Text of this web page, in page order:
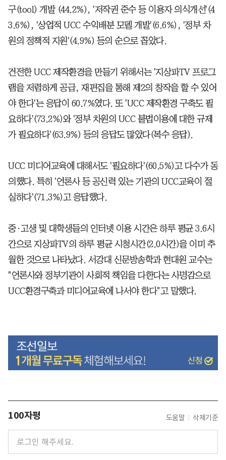
구(tool) 개발 (44.2%), '저작권 준수 등 이용자 의식개선'(4
3.6%), '상업적 UCC 수익배분 모델 개발'(6.6%), '정부 차
원의 정책적 지원'(4.9%) 등의 순으로 꼽았다.
건전한 UCC 제작환경을 만들기 위해서는 '지상파TV 프로그
램을 저렴하게 공급, 재편집을 통해 제2의 창작을 할 수 있어
야 한다'는 응답이 60.7%였다. 또 'UCC 제작환경 구축도 필
요하다'(73.2%)와 '정부 차원의 UCC 불법이용에 대한 규제
가 필요하다'(63.9%) 등의 응답도 많았다(복수 응답).
UCC 미디어교육에 대해서도 '필요하다'(60.5%)고 다수가 동
의했다. 특히 '언론사 등 공신력 있는 기관의 UCC교육이 절
실하다'(71.3%)고 응답했다.
중·고생 및 대학생들의 인터넷 이용 시간은 하루 평균 3.6시
간으로 지상파TV의 하루 평균 시청시간(2.0시간)을 이미 추
월한 것으로 나타났다. 서강대 신문방송학과 현대원 교수는
"언론사와 정부기관이 사회적 책임을 다한다는 사명감으로
UCC환경구축과 미디어교육에 나서야 한다"고 말했다.
100자평 도움말 삭제기준